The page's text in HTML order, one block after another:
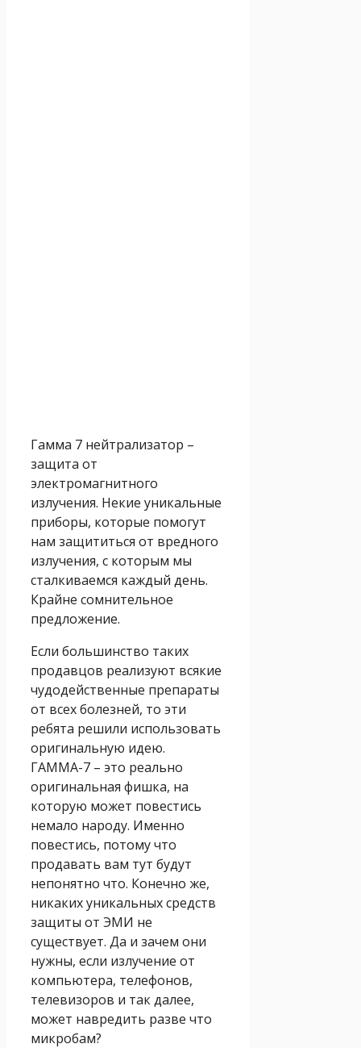
Гамма 7 нейтрализатор –
защита от
электромагнитного
излучения. Некие уникальные
приборы, которые помогут
нам защититься от вредного
излучения, с которым мы
сталкиваемся каждый день.
Крайне сомнительное
предложение.
Если большинство таких
продавцов реализуют всякие
чудодейственные препараты
от всех болезней, то эти
ребята решили использовать
оригинальную идею.
ГАММА-7 – это реально
оригинальная фишка, на
которую может повестись
немало народу. Именно
повестись, потому что
продавать вам тут будут
непонятно что. Конечно же,
никаких уникальных средств
защиты от ЭМИ не
существует. Да и зачем они
нужны, если излучение от
компьютера, телефонов,
телевизоров и так далее,
может навредить разве что
микробам?